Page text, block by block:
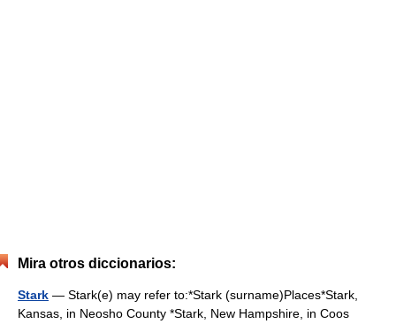
Mira otros diccionarios:
Stark — Stark(e) may refer to:*Stark (surname)Places*Stark,
Kansas, in Neosho County *Stark, New Hampshire, in Coos